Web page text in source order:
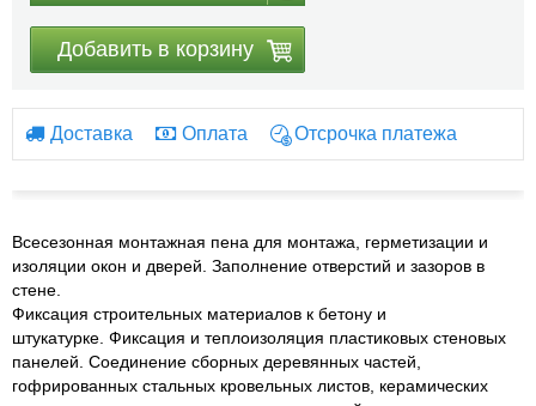
Добавить в корзину
Доставка Оплата Отсрочка платежа
Всесезонная монтажная пена для монтажа, герметизации и
изоляции окон и дверей. Заполнение отверстий и зазоров в
стене.
Фиксация строительных материалов к бетону и
штукатурке. Фиксация и теплоизоляция пластиковых стеновых
панелей. Соединение сборных деревянных частей,
гофрированных стальных кровельных листов, керамических